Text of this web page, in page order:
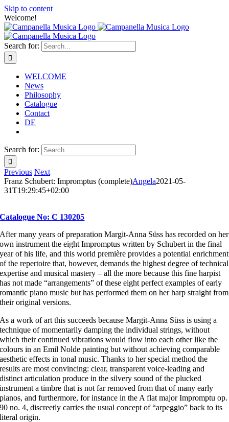
Skip to content
Welcome!
Search for:
WELCOME
News
Philosophy
Catalogue
Contact
DE
Search for:
Previous Next
Franz Schubert: Impromptus (complete)Angela2021-05-
31T19:29:45+02:00
Catalogue No: C 130205
After many years of preparation Margit-Anna Süss has recorded on her
own instrument the eight Impromptus written by Schubert in the final
year of his life, and this world première provides a potential enrichment
of the repertoire that, however, demands the highest degree of technical
expertise and musical mastery – all the more because this fine harpist
has not made “arrangements” of these eight perfect examples of early
romantic piano music but has performed them on her harp straight from
their original versions.
As a work of art this succeeds because Margit-Anna Süss is using a
technique of momentarily damping the individual strings, without
which their continued vibrations would flow into each other like the
colours in an Emil Nolde painting but without achieving comparable
aesthetic effects in tonal music. Thanks to her special method the
results are most convincing: clear, transparent voice-leading and
distinct articulation produce in the silvery sound of the plucked
instrument a timbre that is not far removed from that of many early
pianos, and furthermore, for instance in the A flat major Impromptu op.
90 no. 4, discreetly carries the usual concept of “arpeggio” back to its
literal origin.